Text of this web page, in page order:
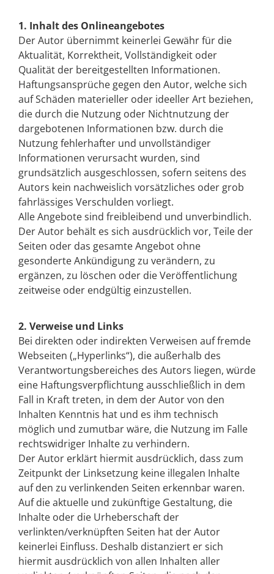
1. Inhalt des Onlineangebotes
Der Autor übernimmt keinerlei Gewähr für die
Aktualität, Korrektheit, Vollständigkeit oder
Qualität der bereitgestellten Informationen.
Haftungsansprüche gegen den Autor, welche sich
auf Schäden materieller oder ideeller Art beziehen,
die durch die Nutzung oder Nichtnutzung der
dargebotenen Informationen bzw. durch die
Nutzung fehlerhafter und unvollständiger
Informationen verursacht wurden, sind
grundsätzlich ausgeschlossen, sofern seitens des
Autors kein nachweislich vorsätzliches oder grob
fahrlässiges Verschulden vorliegt.
Alle Angebote sind freibleibend und unverbindlich.
Der Autor behält es sich ausdrücklich vor, Teile der
Seiten oder das gesamte Angebot ohne
gesonderte Ankündigung zu verändern, zu
ergänzen, zu löschen oder die Veröffentlichung
zeitweise oder endgültig einzustellen.
2. Verweise und Links
Bei direkten oder indirekten Verweisen auf fremde
Webseiten („Hyperlinks“), die außerhalb des
Verantwortungsbereiches des Autors liegen, würde
eine Haftungsverpflichtung ausschließlich in dem
Fall in Kraft treten, in dem der Autor von den
Inhalten Kenntnis hat und es ihm technisch
möglich und zumutbar wäre, die Nutzung im Falle
rechtswidriger Inhalte zu verhindern.
Der Autor erklärt hiermit ausdrücklich, dass zum
Zeitpunkt der Linksetzung keine illegalen Inhalte
auf den zu verlinkenden Seiten erkennbar waren.
Auf die aktuelle und zukünftige Gestaltung, die
Inhalte oder die Urheberschaft der
verlinkten/verknüpften Seiten hat der Autor
keinerlei Einfluss. Deshalb distanziert er sich
hiermit ausdrücklich von allen Inhalten aller